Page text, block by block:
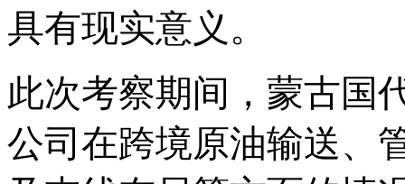
具有现实意义。
此次考察期间，蒙古国
公司在跨境原油输送、